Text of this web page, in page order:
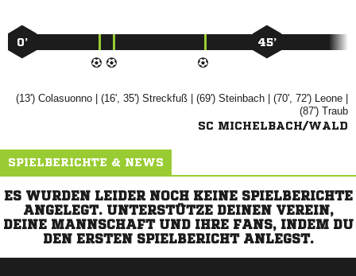
0’ 45’
(13')  | (16', 35')  | (69')  | (70', 72') 
(87') 
SC MICHELBACH/WALD
SPIELBERICHTE & NEWS
ES WURDEN LEIDER NOCH KEINE SPIELBERICHTE
ANGELEGT. UNTERSTÜTZE DEINEN VEREIN,
DEINE MANNSCHAFT UND IHRE FANS, INDEM DU
DEN ERSTEN SPIELBERICHT ANLEGST.